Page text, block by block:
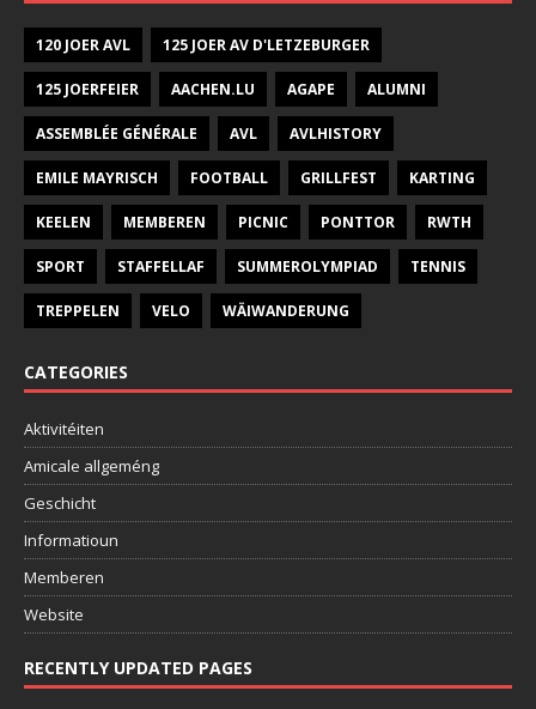
120 JOER AVL 125 JOER AV D'LETZEBURGER
125 JOERFEIER AACHEN.LU AGAPE ALUMNI
ASSEMBLÉE GÉNÉRALE AVL AVLHISTORY
EMILE MAYRISCH FOOTBALL GRILLFEST KARTING
KEELEN MEMBEREN PICNIC PONTTOR RWTH
SPORT STAFFELLAF SUMMEROLYMPIAD TENNIS
TREPPELEN VELO WÄIWANDERUNG
CATEGORIES
Aktivitéiten
Amicale allgeméng
Geschicht
Informatioun
Memberen
Website
RECENTLY UPDATED PAGES